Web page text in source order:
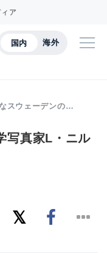
ア
国内 海外
スウェーデンの…
写真家L・ニル